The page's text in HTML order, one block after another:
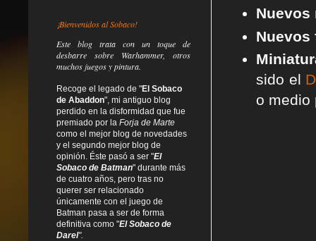
Nuevos
Nuevos
sido el
o medio
¡Bienvenidos al Sobaco!
Este blog trata con un toque de
desbarre sobre Warhammer, otros
muchos juegos y pintura.
Recoge el legado de "El Sobaco
de Abaddon", mi antiguo blog
perdido en la disformidad que fue
premiado por la Forja de Marte
como el mejor blog de novedades
y el segundo mejor blog de
opinión. Éste pasó a ser "El
Sobaco de Batman" durante más
de cuatro años, pero tras no
querer ser relacionado
únicamente con el juego de
Batman pasa a ser de forma
definitiva como "El Sobaco de
Darel".